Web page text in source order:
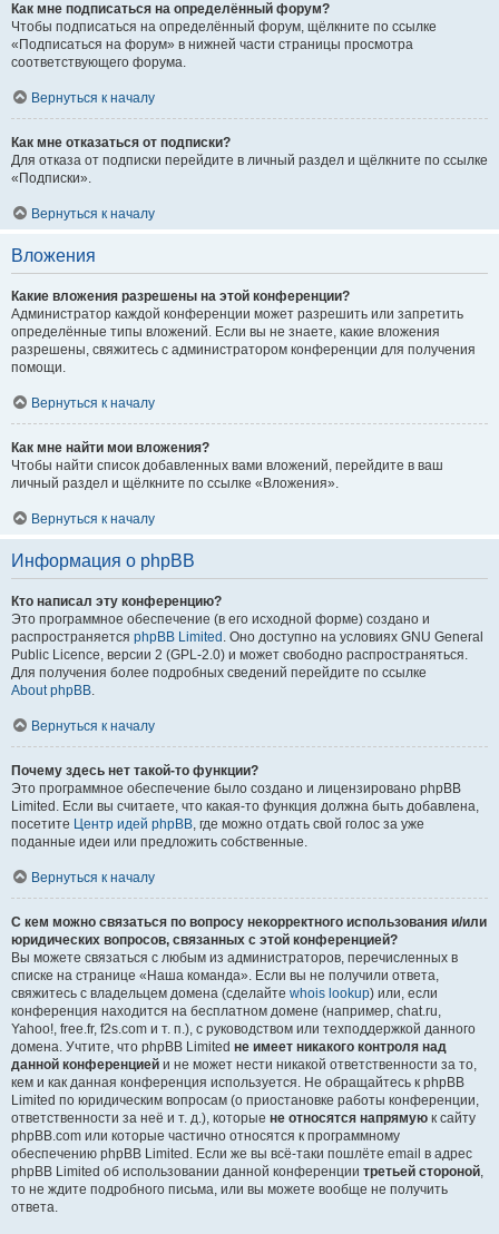
Как мне подписаться на определённый форум?
Чтобы подписаться на определённый форум, щёлкните по ссылке
«Подписаться на форум» в нижней части страницы просмотра
соответствующего форума.
Вернуться к началу
Как мне отказаться от подписки?
Для отказа от подписки перейдите в личный раздел и щёлкните по ссылке
«Подписки».
Вернуться к началу
Вложения
Какие вложения разрешены на этой конференции?
Администратор каждой конференции может разрешить или запретить
определённые типы вложений. Если вы не знаете, какие вложения
разрешены, свяжитесь с администратором конференции для получения
помощи.
Вернуться к началу
Как мне найти мои вложения?
Чтобы найти список добавленных вами вложений, перейдите в ваш
личный раздел и щёлкните по ссылке «Вложения».
Вернуться к началу
Информация о phpBB
Кто написал эту конференцию?
Это программное обеспечение (в его исходной форме) создано и
распространяется phpBB Limited . Оно доступно на условиях GNU General
Public Licence, версии 2 (GPL-2.0) и может свободно распространяться.
Для получения более подробных сведений перейдите по ссылке
About phpBB.
Вернуться к началу
Почему здесь нет такой-то функции?
Это программное обеспечение было создано и лицензировано phpBB
Limited. Если вы считаете, что какая-то функция должна быть добавлена,
посетите Центр идей phpBB, где можно отдать свой голос за уже
поданные идеи или предложить собственные.
Вернуться к началу
С кем можно связаться по вопросу некорректного использования и/или
юридических вопросов, связанных с этой конференцией?
Вы можете связаться с любым из администраторов, перечисленных в
списке на странице «Наша команда». Если вы не получили ответа,
свяжитесь с владельцем домена (сделайте whois lookup) или, если
конференция находится на бесплатном домене (например, chat.ru,
Yahoo!, free.fr, f2s.com и т. п.), с руководством или техподдержкой данного
домена. Учтите, что phpBB Limited не имеет никакого контроля над
данной конференцией и не может нести никакой ответственности за то,
кем и как данная конференция используется. Не обращайтесь к phpBB
Limited по юридическим вопросам (о приостановке работы конференции,
ответственности за неё и т. д.), которые не относятся напрямую к сайту
phpBB.com или которые частично относятся к программному
обеспечению phpBB Limited. Если же вы всё-таки пошлёте email в адрес
phpBB Limited об использовании данной конференции третьей стороной,
то не ждите подробного письма, или вы можете вообще не получить
ответа.